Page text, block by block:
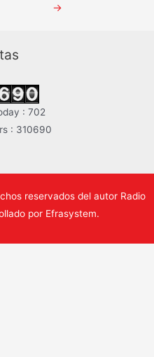
→
: 702
: 310690
reservados del autor Radio
por Efrasystem.